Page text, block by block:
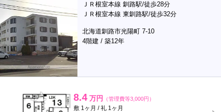
ＪＲ根室本線 釧路駅/徒歩28分
ＪＲ根室本線 東釧路駅/徒歩32分
北海道釧路市光陽町 7-10
4階建 / 築12年
8.4 万円 （管理費等3,000円）
敷 1ヶ月 / 礼 1ヶ月